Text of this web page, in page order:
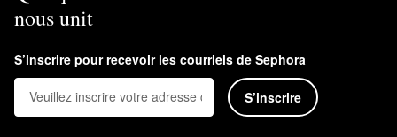
nous unit
S’inscrire pour recevoir les courriels de Sephora
S’inscrire